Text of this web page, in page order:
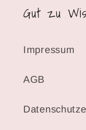
Gut zu
Impressum
AGB